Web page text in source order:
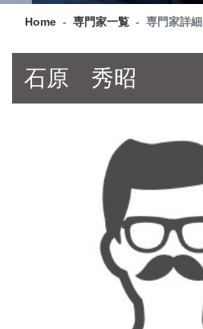
Q&A
Home 専門家一覧 専門家詳細
石原 秀昭